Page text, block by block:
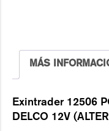
MÁS
Exintrader 12506
DELCO 12V